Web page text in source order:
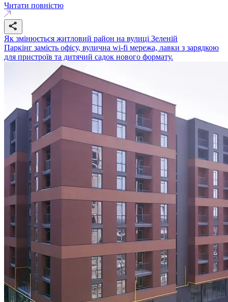
Читати повністю
Як змінюється житловий район на вулиці Зеленій
Паркінг замість офісу, вулична wi-fi мережа, лавки з зарядкою
для пристроїв та дитячий садок нового формату.